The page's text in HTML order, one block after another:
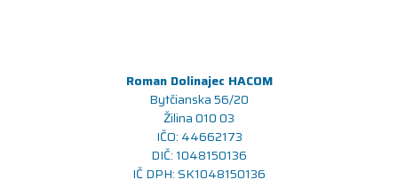
Roman Dolinajec HACOM
Bytčianska 56/20
Žilina 010 03
IČO: 44662173
DIČ: 1048150136
IČ DPH: SK1048150136